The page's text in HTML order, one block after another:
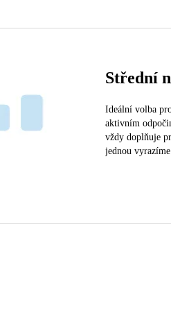
Střední
Ideální volba
aktivním
vždy doplňuje
jednou